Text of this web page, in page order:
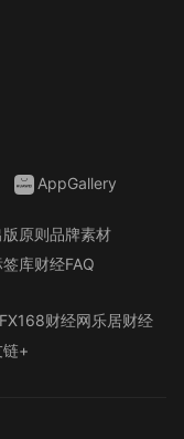
AppGallery
版原则品牌素材
签库财经FAQ
FX168财经网乐居财经
+